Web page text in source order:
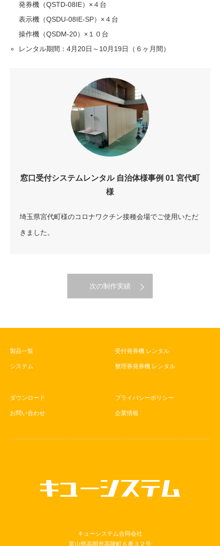
発券機（QSTD-08IE）×４台
表示機（QSDU-08IE-SP）×４台
操作機（QSDM-20）×１０台
レンタル期間：4月20日～10月19日（６ヶ月間）
窓口受付システムレンタル 自治体様事例 01 宮代町
様
埼玉県宮代町様のコロナワクチン接種会場でご使用いただ
きました。
次の制作実績
製品一覧
システム
受付発券機 レンタル
整理券発券機 レンタル
ダウンロード
お問い合わせ
プライバシーポリシー
企業情報
キューシステム合同会社
富山県高岡市高陵町６番３２号